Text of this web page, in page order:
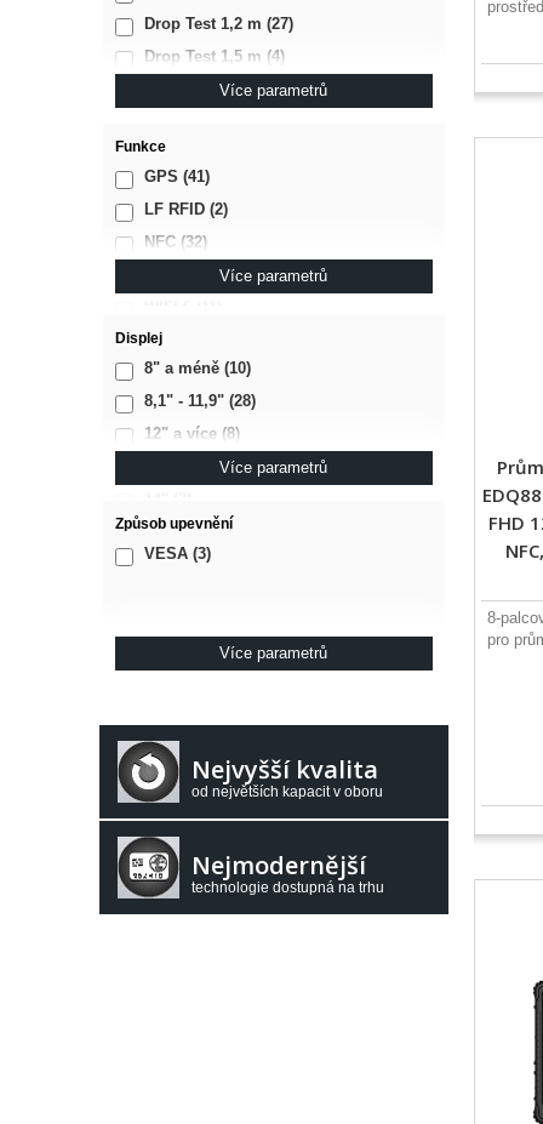
Drop Test 1,2 m (27)
Drop Test 1,5 m (4)
Drop Test 1,8 m(1)
Více parametrů
Funkce
GPS (41)
LF RFID(2)
NFC(32)
WIFI 5 (AC)(35)
WiFi Fast Roaming
Více parametrů
Displej
8" a méně(10)
8,1" - 11,9"(28)
12" a více(8)
13" a méně(19)
15" a více(1)
Více než 5"
Více parametrů
Způsob upevnění
VESA(3)
Více parametrů
Nejvyšší kvalita
od největších kapacit v oboru
Nejmodernější
technologie dostupná na trhu
FHD
8-
pro